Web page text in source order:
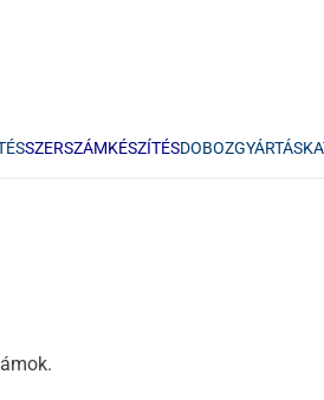
SZERSZÁMKÉSZÍTÉSDOBOZGYÁRTÁS